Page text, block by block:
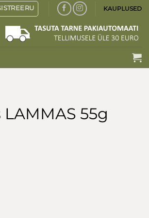
KAUPLUSED
55g